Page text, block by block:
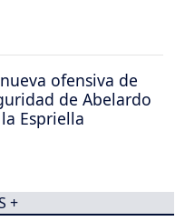
ofensiva de
de Abelardo
Espriella
+